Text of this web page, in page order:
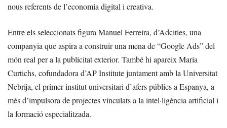
nous referents de l’economia digital i creativa.
Entre els seleccionats figura Manuel Ferreira, d’Adcities, una
companyia que aspira a construir una mena de “Google Ads” del
món real per a la publicitat exterior. També hi apareix María
Curtichs, cofundadora d’AP Institute juntament amb la Universitat
Nebrija, el primer institut universitari d’afers públics a Espanya, a
més d’impulsora de projectes vinculats a la intel·ligència artificial i
la formació especialitzada.